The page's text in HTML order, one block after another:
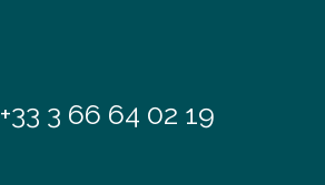
+33 3 66 64 02 19